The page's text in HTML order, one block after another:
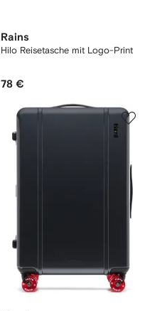
Rains
Hilo Reisetasche mit Logo-Print
78 €